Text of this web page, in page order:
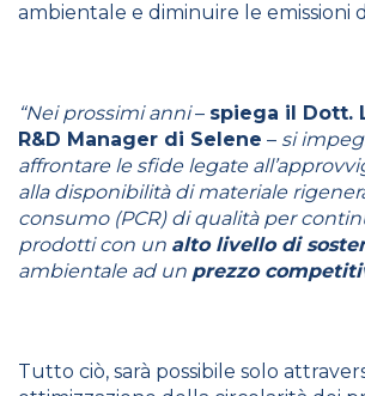
ambientale e diminuire le emissioni
“Nei prossimi anni– spiega il Dott.
R&D Manager di Selene – si
affrontare le sfide legate
alla disponibilità di materiale
consumo (PCR) di qualità per
prodotti con un alto livello di
ambientale ad un prezzo
Tutto ciò, sarà possibile solo